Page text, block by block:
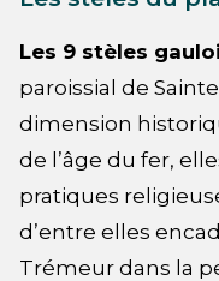
Les 9 stèles
paroissial de
dimension
de l’âge du fer,
pratiques
d’entre elles
Trémeur dans la